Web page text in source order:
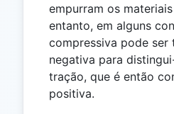
empurram os
entanto, em alguns
compressiva pode ser
negativa para
tração, que é então
positiva.